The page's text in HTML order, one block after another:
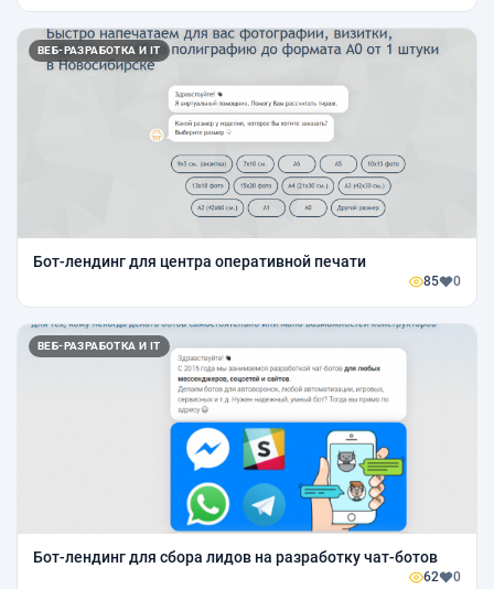
ВЕБ-РАЗРАБОТКА И IT
Бот-лендинг для центра оперативной печати
85 0
ВЕБ-РАЗРАБОТКА И IT
Бот-лендинг для сбора лидов на разработку чат-ботов
62 0